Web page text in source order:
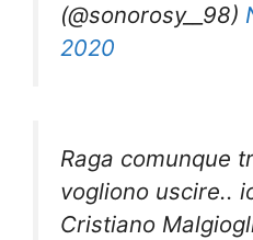
(@sonorosy__98)
2020
Raga comunque
vogliono uscire..
Cristiano